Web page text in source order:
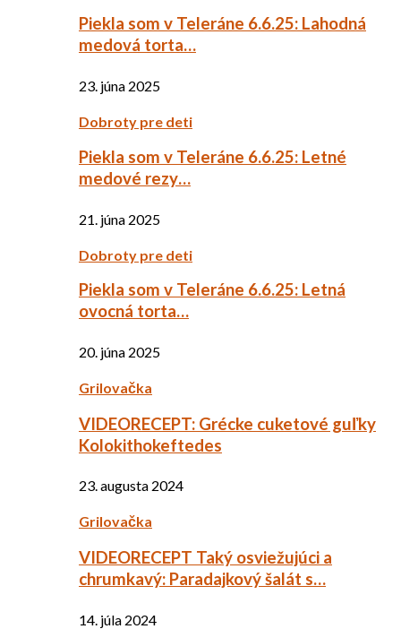
Piekla som v Teleráne 6.6.25: Lahodná
medová torta…
23. júna 2025
Dobroty pre deti
Piekla som v Teleráne 6.6.25: Letné
medové rezy…
21. júna 2025
Dobroty pre deti
Piekla som v Teleráne 6.6.25: Letná
ovocná torta…
20. júna 2025
Grilovačka
VIDEORECEPT: Grécke cuketové guľky
Kolokithokeftedes
23. augusta 2024
Grilovačka
VIDEORECEPT Taký osviežujúci a
chrumkavý: Paradajkový šalát s…
14. júla 2024